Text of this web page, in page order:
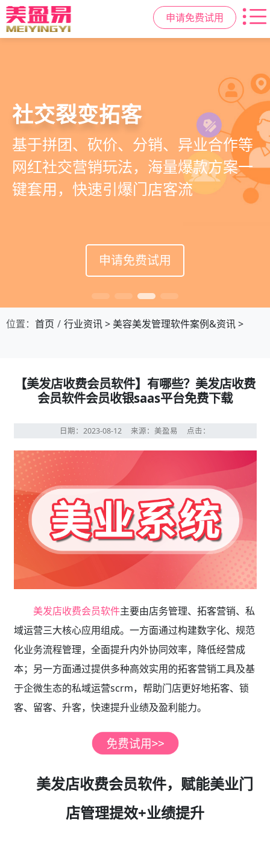
申请免费试用
美容美发管理系统
店务+拓客+020一体化，一站式解决
美发门店经营管理需求
申请免费试用
高效管理店务
提供从会员、预约、收银、报表等业
务全流程一体化SAAS服务，显著提升
管理效率，降低经营成本
申请免费试用
社交裂变拓客
基于拼团、砍价、分销、异业合作等
网红社交营销玩法，海量爆款方案一
键套用，快速引爆门店客流
申请免费试用
小程序商城
小程序链接商家、手艺人、客户，打
通线上线下，让口碑传播有抓手，赋
能社交裂变，盘活私域流量
申请免费试用
位置： 首页 行业资讯>美容美发管理软件案例&资讯>
【美发店收费会员软件】有哪些？美发店收费
会员软件会员收银saas平台免费下载
日期：2023-08-12 来源：美盈易 点击：
美发店收费会员软件主要由店务管理、拓客营销、私
域运营三大核心应用组成。一方面通过构建数字化、规范
化业务流程管理，全面提升内外协同效率，降低经营成
本；另一方面通过提供多种高效实用的拓客营销工具及基
于企微生态的私域运营scrm，帮助门店更好地拓客、锁
客、留客、升客，快速提升业绩及盈利能力。
美发店收费会员软件，赋能美业门
店管理提效+业绩提升